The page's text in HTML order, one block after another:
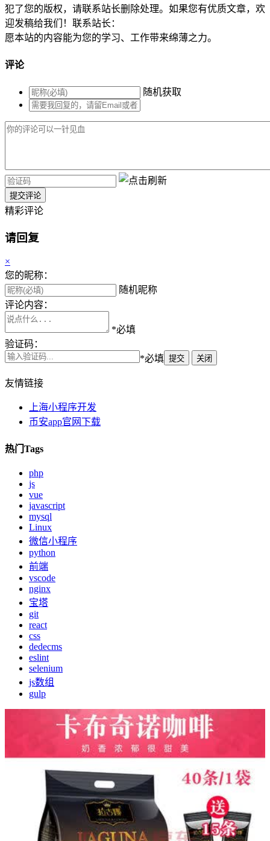
犯了您的版权，请联系站长删除处理。如果您有优质文章，欢
迎发稿给我们！联系站长：
愿本站的内容能为您的学习、工作带来绵薄之力。
评论
随机获取
提交评论
精彩评论
请回复
×
您的昵称：
随机昵称
评论内容：
*必填
验证码：
*必填 提交 关闭
友情链接
上海小程序开发
币安app官网下载
热门Tags
php
js
vue
javascript
mysql
Linux
微信小程序
python
前端
vscode
nginx
宝塔
git
react
css
dedecms
eslint
selenium
js数组
gulp